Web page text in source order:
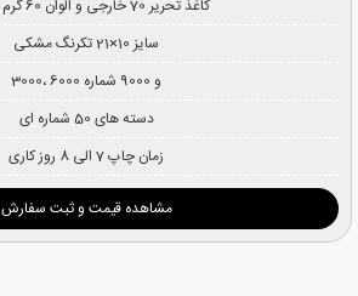
کاغذ تحریر 70 خارجی و الوان 60 گرم ایرانی
سایز 10×21 تکرنگ مشکی
3000، 6000 و 9000 شماره
دسته های 50 شماره ای
زمان چاپ 7 الی 8 روز کاری
مشاهده قیمت و ثبت سفارش